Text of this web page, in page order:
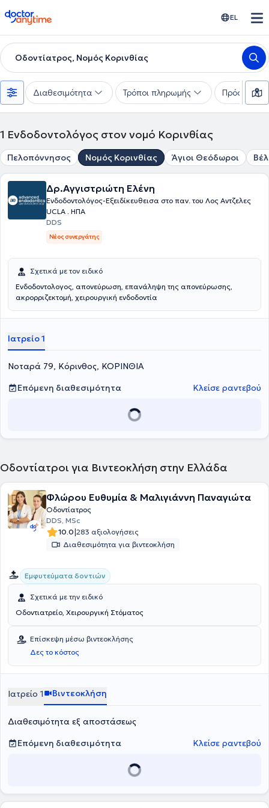
doctoranytime EL
Οδοντίατρος, Νομός Κορινθίας
Διαθεσιμότητα Τρόποι πληρωμής Πρόσθετα
1 Ενδοδοντολόγος στον νομό Κορινθίας
Πελοπόννησος Νομός Κορινθίας Άγιοι Θεόδωροι
Δρ.Αγγιστριώτη Ελένη
Ενδοδοντολόγoς-Εξειδίκευθεισα στο παν. του Λος Αντζελες
UCLA . ΗΠΑ
DDS
Νέος συνεργάτης
Σχετικά με τον ειδικό
Ενδοδοντολογος, απονεύρωση, επανάληψη της απονεύρωσης,
ακρορριζεκτομή, χειρουργική ενδοδοντία
Ιατρείο 1
Νοταρά 79, Κόρινθος, ΚΟΡΙΝΘΙΑ
Επόμενη διαθεσιμότητα
Κλείσε ραντεβού
Οδοντίατροι για Βιντεοκλήση στην Ελλάδα
Φλώρου Ευθυμία & Μαλιγιάννη Παναγιώτα
Οδοντίατρος
DDS, MSc
10.0|283 αξιολογήσεις
Διαθεσιμότητα για βιντεοκλήση
Εμφυτεύματα δοντιών
Σχετικά με την ειδικό
Οδοντιατρείο, Χειρουργική Στόματος
Επίσκεψη μέσω βιντεοκλήσης
Δες το κόστος
Ιατρείο 1 Βιντεοκλήση
Διαθεσιμότητα εξ αποστάσεως
Επόμενη διαθεσιμότητα
Κλείσε ραντεβού